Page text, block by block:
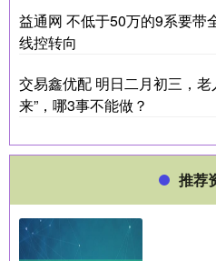
益通网 不低于50万的9系要带
线控转向
交易鑫优配 明日二月初三，
来”，哪3事不能做？
推荐